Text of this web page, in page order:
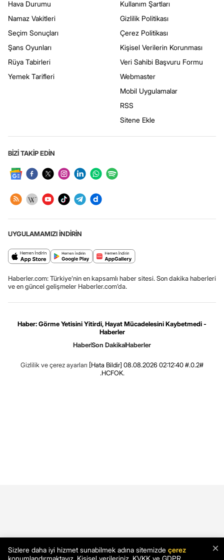
Hava Durumu
Namaz Vakitleri
Seçim Sonuçları
Şans Oyunları
Rüya Tabirleri
Yemek Tarifleri
Kullanım Şartları
Gizlilik Politikası
Çerez Politikası
Kişisel Verilerin Korunması
Veri Sahibi Başvuru Formu
Webmaster
Mobil Uygulamalar
RSS
Sitene Ekle
BİZİ TAKİP EDİN
UYGULAMAMIZI İNDİRİN
Haberler.com: Türkiye’nin en kapsamlı haber sitesi. Son dakika haberleri
ve en güncel gelişmeler Haberler.com’da.
Haber: Görme Yetisini Yitirdi, Hayat Mücadelesini Kaybetmedi -
Haberler
HaberSon DakikaHaberler
Gizlilik ve çerez ayarları [Hata Bildir] 08.08.2026 02:12:40 #.0.2#
.HCFOK.
×
Sizlere daha iyi hizmet sunabilmek adına sitemizde çerez
konumlandırmaktayız. Kişisel verileriniz, KVKK ve GDPR